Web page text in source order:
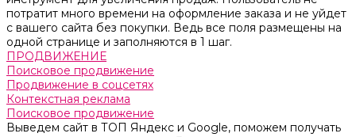
потратит много времени на оформление заказа и не уйдет
с вашего сайта без покупки. Ведь все поля размещены на
одной странице и заполняются в 1 шаг.
ПРОДВИЖЕНИЕ
Поисковое продвижение
Продвижение в соцсетях
Контекстная реклама
Поисковое продвижение
Выведем сайт в ТОП Яндекс и Google, поможем получать